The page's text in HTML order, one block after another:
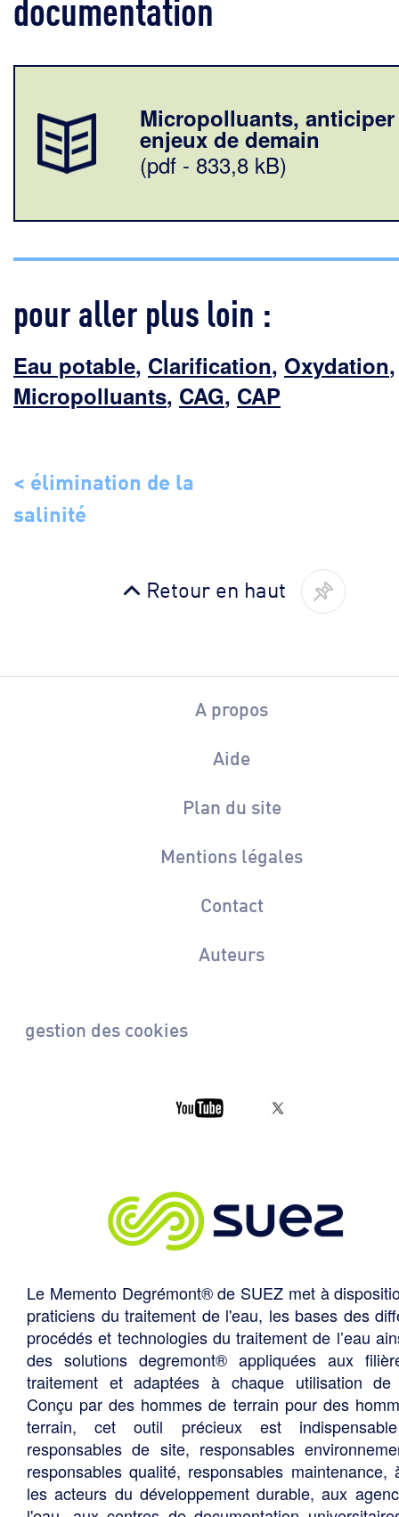
Micropolluants,
enjeux de demain
(pdf - 833,8 kB)
pour aller plus loin :
Eau potable, Clarification, Oxydation,
Micropolluants, CAG, CAP
< élimination de la
salinité
Retour en haut
A propos
Aide
Plan du site
Mentions légales
Contact
Auteurs
gestion des cookies
Le Memento Degrémont® de SUEZ met à
praticiens du traitement de l'eau, les bases des
procédés et technologies du traitement de l’eau
des solutions degremont® appliquées aux
traitement et adaptées à chaque utilisation de
Conçu par des hommes de terrain pour des
terrain, cet outil précieux est
responsables de site, responsables
responsables qualité, responsables maintenance,
les acteurs du développement durable, aux